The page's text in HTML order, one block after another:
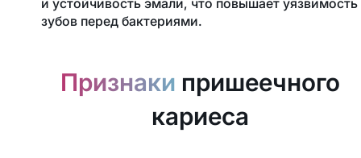
зубов перед бактериями.
Признаки пришеечного
кариеса